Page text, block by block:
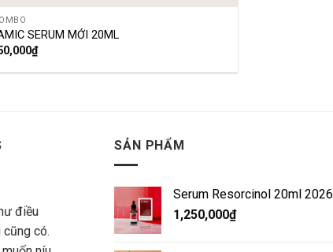
SERUM MỚI 20ML
₫
điều
có.
SẢN PHẨM
Serum Resorcinol 20ml 2026
1,250,000₫